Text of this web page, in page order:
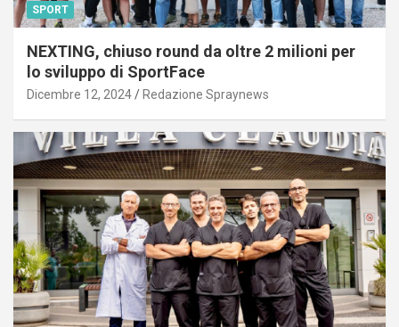
SPORT
NEXTING, chiuso round da oltre 2 milioni per
lo sviluppo di SportFace
Dicembre 12, 2024 Redazione Spraynews